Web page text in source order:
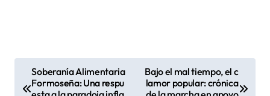
Soberanía Alimentaria
Formoseña: Una respu
Bajo el mal tiempo, el c
lamor popular: crónica